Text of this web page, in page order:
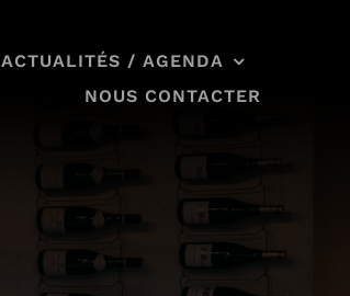
ACTUALITÉS / AGENDA
NOUS CONTACTER